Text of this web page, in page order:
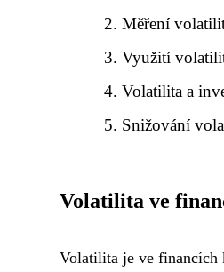
Měření
Využití
Volatilita a
Snižování
Volatilita ve
Volatilita je ve financích